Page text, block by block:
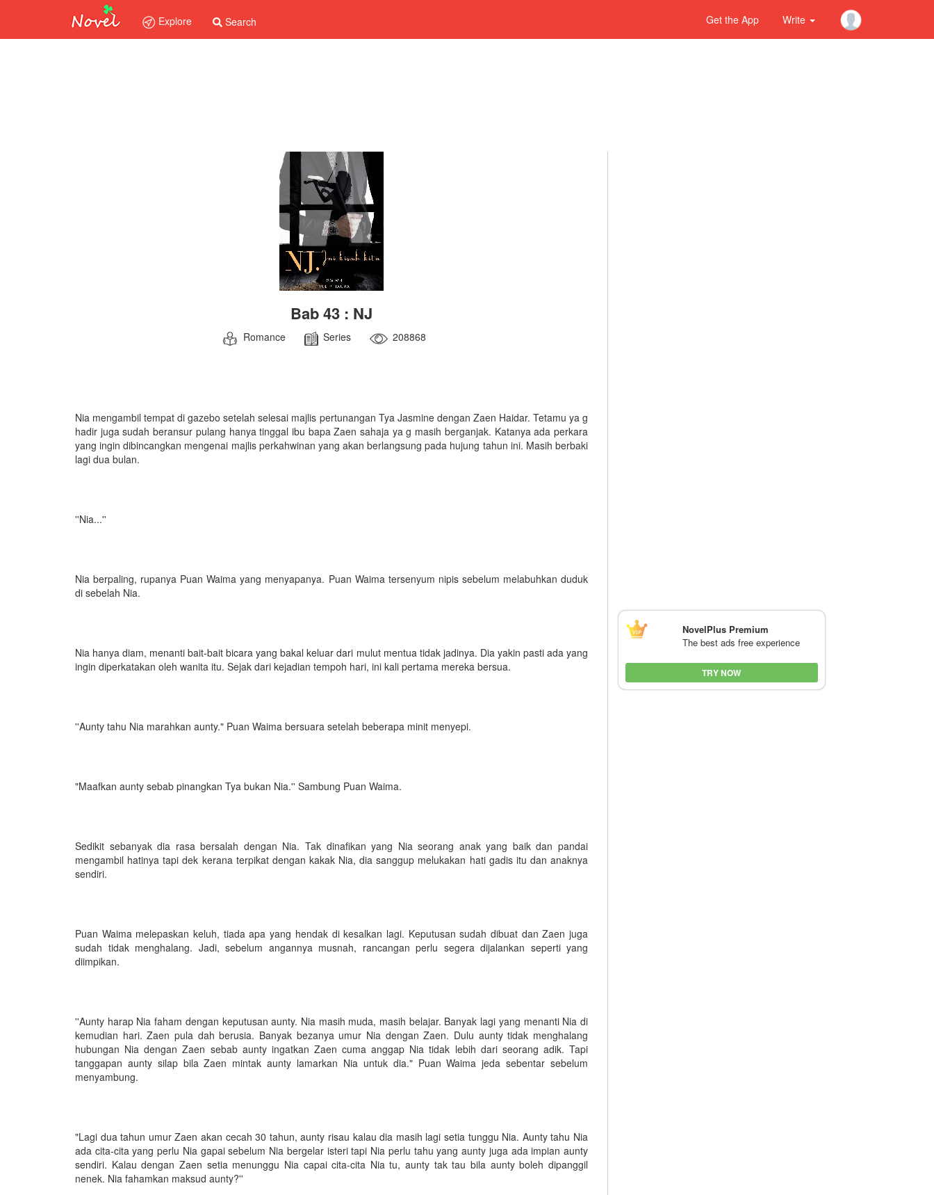
Explore Search Get the App Write
Bab 43 : NJ
Romance Series 208868
Nia mengambil tempat di gazebo setelah selesai majlis pertunangan Tya Jasmine dengan Zaen Haidar. Tetamu ya g
hadir juga sudah beransur pulang hanya tinggal ibu bapa Zaen sahaja ya g masih berganjak. Katanya ada perkara
yang ingin dibincangkan mengenai majlis perkahwinan yang akan berlangsung pada hujung tahun ini. Masih berbaki
lagi dua bulan.
''Nia...''
Nia berpaling, rupanya Puan Waima yang menyapanya. Puan Waima tersenyum nipis sebelum melabuhkan duduk
di sebelah Nia.
Nia hanya diam, menanti bait-bait bicara yang bakal keluar dari mulut mentua tidak jadinya. Dia yakin pasti ada yang
ingin diperkatakan oleh wanita itu. Sejak dari kejadian tempoh hari, ini kali pertama mereka bersua.
''Aunty tahu Nia marahkan aunty." Puan Waima bersuara setelah beberapa minit menyepi.
"Maafkan aunty sebab pinangkan Tya bukan Nia.'' Sambung Puan Waima.
Sedikit sebanyak dia rasa bersalah dengan Nia. Tak dinafikan yang Nia seorang anak yang baik dan pandai
mengambil hatinya tapi dek kerana terpikat dengan kakak Nia, dia sanggup melukakan hati gadis itu dan anaknya
sendiri.
Puan Waima melepaskan keluh, tiada apa yang hendak di kesalkan lagi. Keputusan sudah dibuat dan Zaen juga
sudah tidak menghalang. Jadi, sebelum angannya musnah, rancangan perlu segera dijalankan seperti yang
diimpikan.
''Aunty harap Nia faham dengan keputusan aunty. Nia masih muda, masih belajar. Banyak lagi yang menanti Nia di
kemudian hari. Zaen pula dah berusia. Banyak bezanya umur Nia dengan Zaen. Dulu aunty tidak menghalang
hubungan Nia dengan Zaen sebab aunty ingatkan Zaen cuma anggap Nia tidak lebih dari seorang adik. Tapi
tanggapan aunty silap bila Zaen mintak aunty lamarkan Nia untuk dia." Puan Waima jeda sebentar sebelum
menyambung.
"Lagi dua tahun umur Zaen akan cecah 30 tahun, aunty risau kalau dia masih lagi setia tunggu Nia. Aunty tahu Nia
ada cita-cita yang perlu Nia gapai sebelum Nia bergelar isteri tapi Nia perlu tahu yang aunty juga ada impian aunty
sendiri. Kalau dengan Zaen setia menunggu Nia capai cita-cita Nia tu, aunty tak tau bila aunty boleh dipanggil
nenek. Nia fahamkan maksud aunty?''
NovelPlus Premium
The best ads free experience
TRY NOW